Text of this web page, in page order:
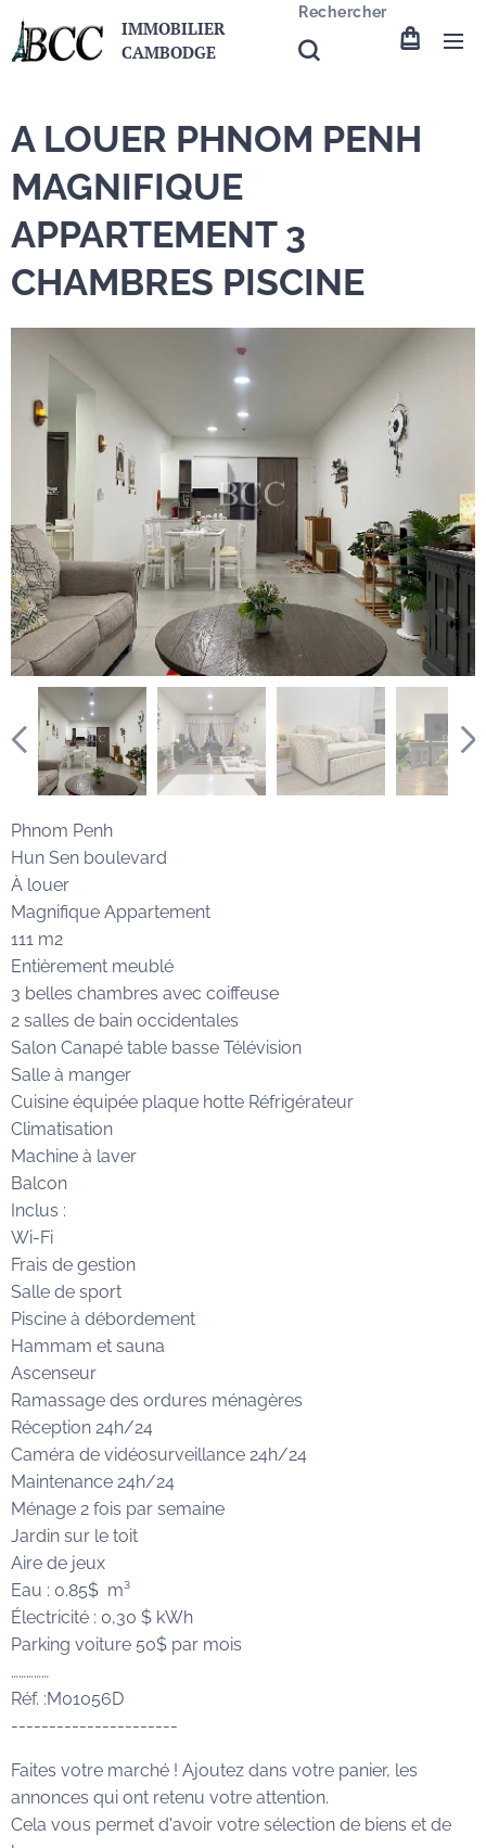
IMMOBILIER
CAMBODGE
Rechercher
A LOUER PHNOM PENH
MAGNIFIQUE
APPARTEMENT 3
CHAMBRES PISCINE
Phnom Penh
Hun Sen boulevard
À louer
Magnifique Appartement
111 m2
Entièrement meublé
3 belles chambres avec coiffeuse
2 salles de bain occidentales
Salon Canapé table basse Télévision
Salle à manger
Cuisine équipée plaque hotte Réfrigérateur
Climatisation
Machine à laver
Balcon
Inclus :
Wi-Fi
Frais de gestion
Salle de sport
Piscine à débordement
Hammam et sauna
Ascenseur
Ramassage des ordures ménagères
Réception 24h/24
Caméra de vidéosurveillance 24h/24
Maintenance 24h/24
Ménage 2 fois par semaine
Jardin sur le toit
Aire de jeux
Eau : 0.85$ m³
Électricité : 0,30 $ kWh
Parking voiture 50$ par mois
……………
Réf. :M01056D
----------------------
Faites votre marché ! Ajoutez dans votre panier, les
annonces qui ont retenu votre attention.
Cela vous permet d'avoir votre sélection de biens et de